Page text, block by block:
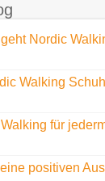
Nordic
Walking
für
positiven